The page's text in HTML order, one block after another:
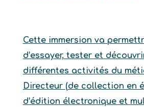
Cette immersion va
d’essayer, tester et
différentes activités du
Directeur (de collection en
d’édition électronique et